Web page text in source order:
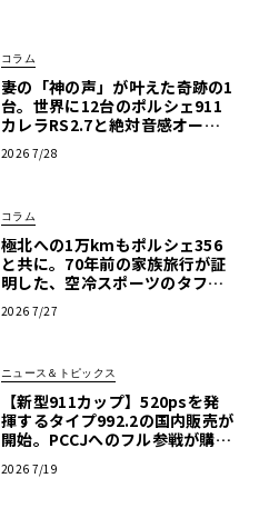
コラム
妻の「神の声」が叶えた奇跡の1
台。世界に12台のポルシェ911
カレラRS2.7と絶対音感オーナ
体験】《LE VOLANT LAB》
2026 7/28
コラム
極北への1万kmもポルシェ356
と共に。70年前の家族旅行が証
明した、空冷スポーツのタフな
2026 7/27
ニュース＆トピックス
【新型911カップ】520psを発
揮するタイプ992.2の国内販売が
開始。PCCJへのフル参戦が購入
2026 7/19